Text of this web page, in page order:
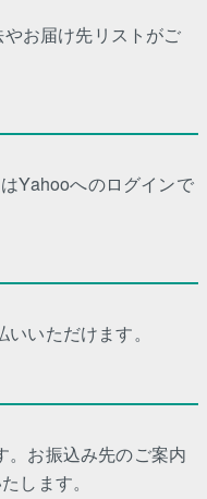
お届け先リストがご
Yahooへのログインで
いただけます。
。お振込み先のご案内
します。